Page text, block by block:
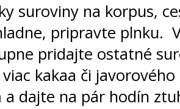
suroviny na korpus,
pripravte plnku.
pridajte ostatné
kakaa či
dajte na pár hodín